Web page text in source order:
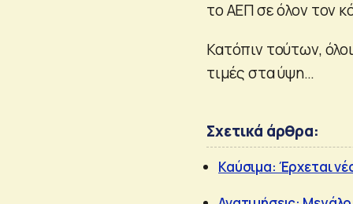
το ΑΕΠ σε όλον τον
Κατόπιν τούτων,
τιμές στα ύψη…
Σχετικά άρθρα:
Καύσιμα: Έρχεται